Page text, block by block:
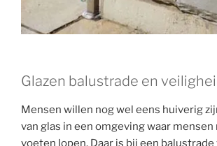
Glazen balustrade en
Mensen willen nog wel eens huiverig
van glas in een omgeving waar
voeten lopen. Daar is bij een